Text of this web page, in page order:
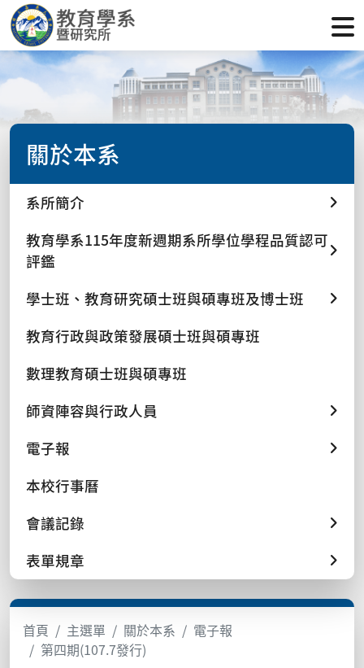
關於本系
系所簡介
教育學系115年度新週期系所學位學程品質認可
評鑑
學士班、教育研究碩士班與碩專班及博士班
教育行政與政策發展碩士班與碩專班
數理教育碩士班與碩專班
師資陣容與行政人員
電子報
本校行事曆
會議記錄
表單規章
首頁 主選單 關於本系
電子報
第四期(107.7發行)